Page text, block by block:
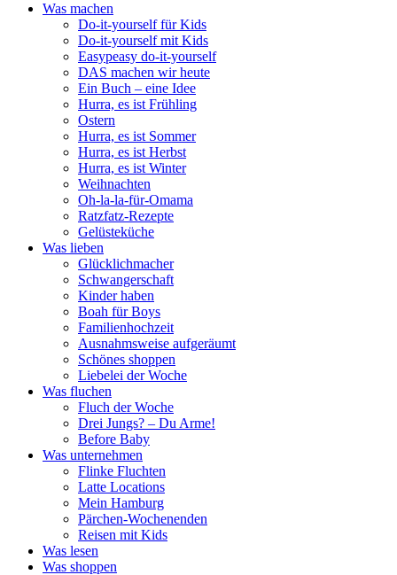
Was machen
Do-it-yourself für Kids
Do-it-yourself mit Kids
Easypeasy do-it-yourself
DAS machen wir heute
Ein Buch – eine Idee
Hurra, es ist Frühling
Ostern
Hurra, es ist Sommer
Hurra, es ist Herbst
Hurra, es ist Winter
Weihnachten
Oh-la-la-für-Omama
Ratzfatz-Rezepte
Gelüsteküche
Was lieben
Glücklichmacher
Schwangerschaft
Kinder haben
Boah für Boys
Familienhochzeit
Ausnahmsweise aufgeräumt
Schönes shoppen
Liebelei der Woche
Was fluchen
Fluch der Woche
Drei Jungs? – Du Arme!
Before Baby
Was unternehmen
Flinke Fluchten
Latte Locations
Mein Hamburg
Pärchen-Wochenenden
Reisen mit Kids
Was lesen
Was shoppen